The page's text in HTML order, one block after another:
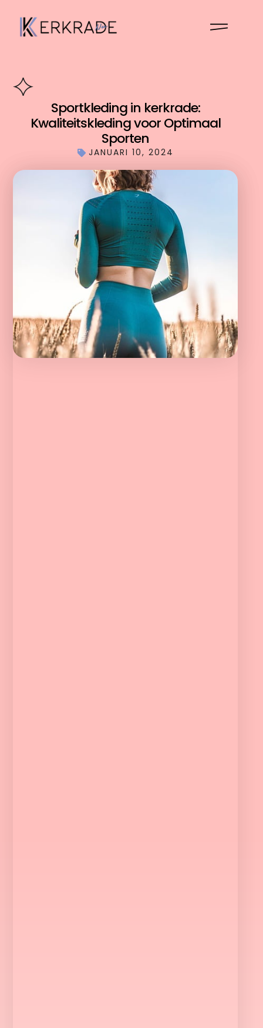
Sportkleding in kerkrade:
Kwaliteitskleding voor Optimaal
Sporten
JANUARI 10, 2024